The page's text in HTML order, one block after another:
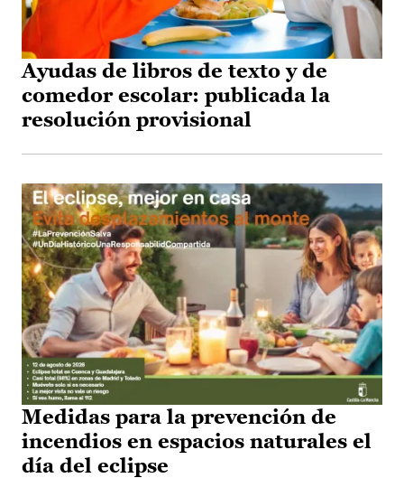
Ayudas de libros de texto y de
comedor escolar: publicada la
resolución provisional
Medidas para la prevención de
incendios en espacios naturales el
día del eclipse